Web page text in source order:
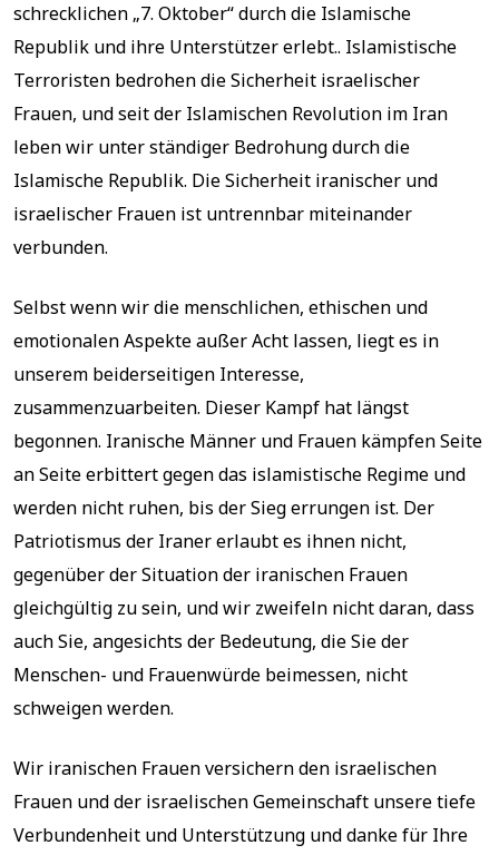
schrecklichen „7. Oktober“ durch die Islamische
Republik und ihre Unterstützer erlebt.. Islamistische
Terroristen bedrohen die Sicherheit israelischer
Frauen, und seit der Islamischen Revolution im Iran
leben wir unter ständiger Bedrohung durch die
Islamische Republik. Die Sicherheit iranischer und
israelischer Frauen ist untrennbar miteinander
verbunden.
Selbst wenn wir die menschlichen, ethischen und
emotionalen Aspekte außer Acht lassen, liegt es in
unserem beiderseitigen Interesse,
zusammenzuarbeiten. Dieser Kampf hat längst
begonnen. Iranische Männer und Frauen kämpfen Seite
an Seite erbittert gegen das islamistische Regime und
werden nicht ruhen, bis der Sieg errungen ist. Der
Patriotismus der Iraner erlaubt es ihnen nicht,
gegenüber der Situation der iranischen Frauen
gleichgültig zu sein, und wir zweifeln nicht daran, dass
auch Sie, angesichts der Bedeutung, die Sie der
Menschen- und Frauenwürde beimessen, nicht
schweigen werden.
Wir iranischen Frauen versichern den israelischen
Frauen und der israelischen Gemeinschaft unsere tiefe
Verbundenheit und Unterstützung und danke für Ihre